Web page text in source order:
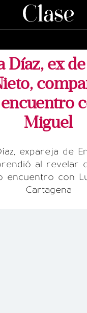
Díaz, ex
Miguel
expareja de
al revelar
encuentro con
Cartagena